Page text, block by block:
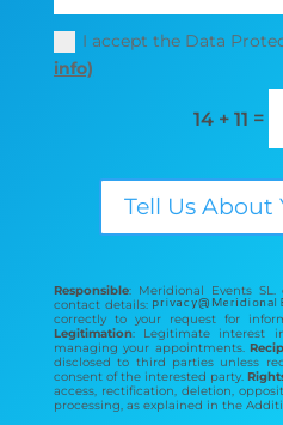
I accept the Data
info)
14 + 11 =
Tell Us About
Responsible: Meridional Events SL.
contact details:
correctly to your request for
Legitimation: Legitimate interest
managing your appointments.
disclosed to third parties unless
consent of the interested party.
access, rectification, deletion,
processing, as explained in the